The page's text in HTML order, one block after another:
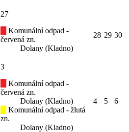
27
Komunální odpad -
červená zn.
Dolany (Kladno)
28 29 30
3
Komunální odpad -
červená zn.
Dolany (Kladno)
Komunální odpad - žlutá
zn.
Dolany (Kladno)
4 5 6